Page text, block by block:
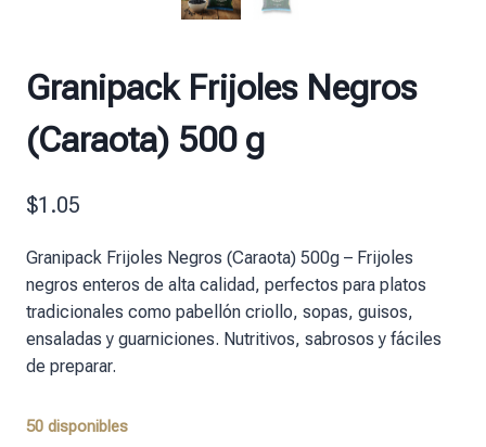
Granipack Frijoles Negros
(Caraota) 500 g
$1.05
Granipack Frijoles Negros (Caraota) 500g – Frijoles
negros enteros de alta calidad, perfectos para platos
tradicionales como pabellón criollo, sopas, guisos,
ensaladas y guarniciones. Nutritivos, sabrosos y fáciles
de preparar.
50 disponibles